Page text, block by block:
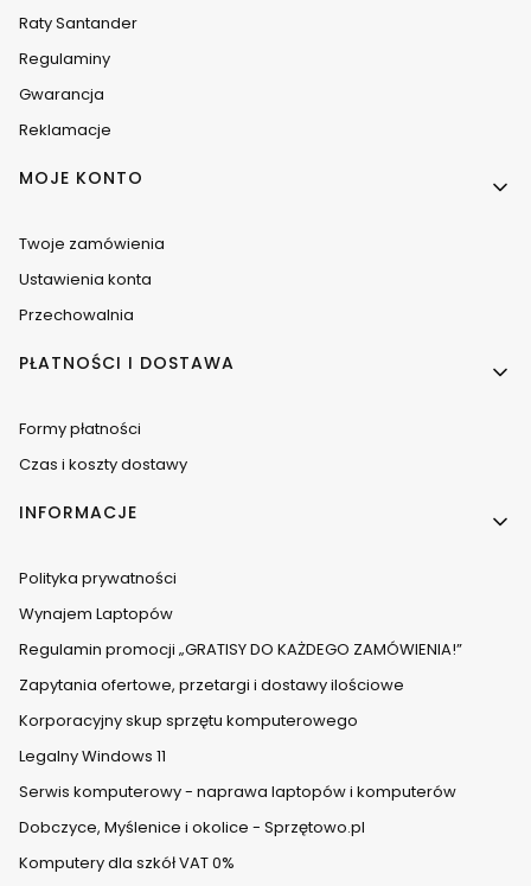
Raty Santander
Regulaminy
Gwarancja
Reklamacje
MOJE KONTO
Twoje zamówienia
Ustawienia konta
Przechowalnia
PŁATNOŚCI I DOSTAWA
Formy płatności
Czas i koszty dostawy
INFORMACJE
Polityka prywatności
Wynajem Laptopów
Regulamin promocji „GRATISY DO KAŻDEGO ZAMÓWIENIA!”
Zapytania ofertowe, przetargi i dostawy ilościowe
Korporacyjny skup sprzętu komputerowego
Legalny Windows 11
Serwis komputerowy - naprawa laptopów i komputerów
Dobczyce, Myślenice i okolice - Sprzętowo.pl
Komputery dla szkół VAT 0%